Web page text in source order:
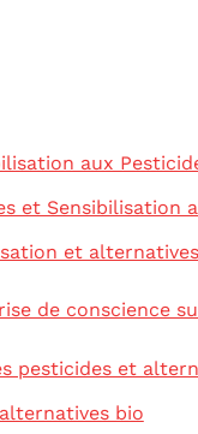
aux
et Sensibilisation
et alternatives
de conscience
pesticides et
bio